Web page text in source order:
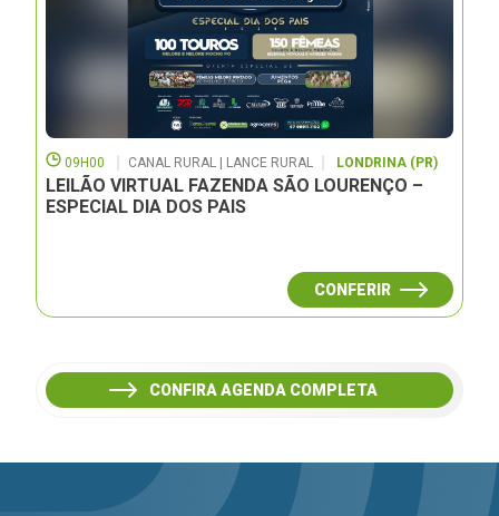
09H00 CANAL RURAL | LANCE RURAL LONDRINA (PR)
LEILÃO VIRTUAL FAZENDA SÃO LOURENÇO –
ESPECIAL DIA DOS PAIS
CONFERIR
CONFIRA AGENDA COMPLETA